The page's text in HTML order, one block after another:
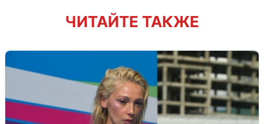
ЧИТАЙТЕ ТАКЖЕ